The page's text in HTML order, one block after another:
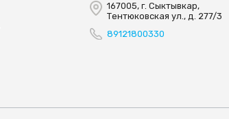
167005, г. Сыктывкар,
Тентюковская ул., д. 277/3
89121800330